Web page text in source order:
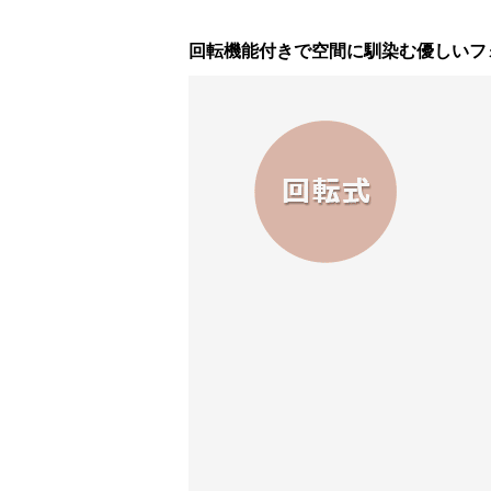
回転機能付きで空間に馴染む優しい